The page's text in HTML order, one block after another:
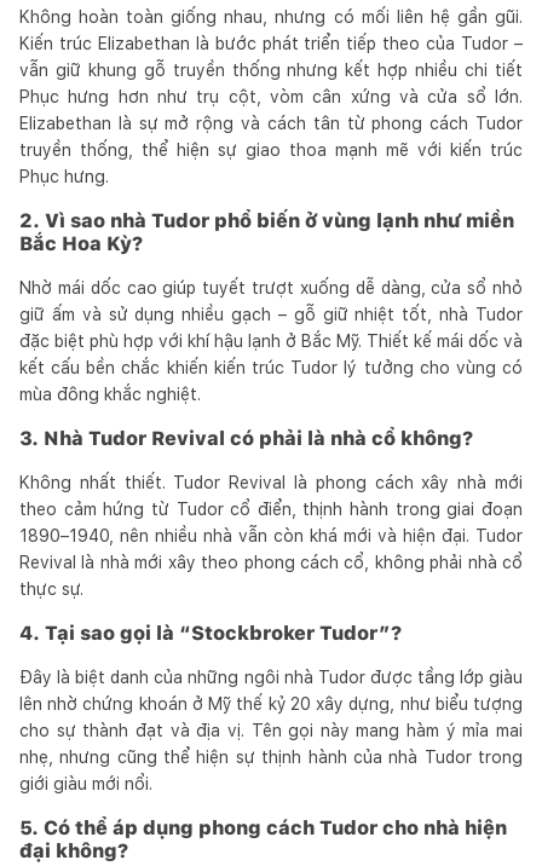
Không hoàn toàn giống nhau, nhưng có mối liên hệ gần gũi.
Kiến trúc Elizabethan là bước phát triển tiếp theo của Tudor –
vẫn giữ khung gỗ truyền thống nhưng kết hợp nhiều chi tiết
Phục hưng hơn như trụ cột, vòm cân xứng và cửa sổ lớn.
Elizabethan là sự mở rộng và cách tân từ phong cách Tudor
truyền thống, thể hiện sự giao thoa mạnh mẽ với kiến trúc
Phục hưng.
2. Vì sao nhà Tudor phổ biến ở vùng lạnh như miền
Bắc Hoa Kỳ?
Nhờ mái dốc cao giúp tuyết trượt xuống dễ dàng, cửa sổ nhỏ
giữ ấm và sử dụng nhiều gạch – gỗ giữ nhiệt tốt, nhà Tudor
đặc biệt phù hợp với khí hậu lạnh ở Bắc Mỹ. Thiết kế mái dốc và
kết cấu bền chắc khiến kiến trúc Tudor lý tưởng cho vùng có
mùa đông khắc nghiệt.
3. Nhà Tudor Revival có phải là nhà cổ không?
Không nhất thiết. Tudor Revival là phong cách xây nhà mới
theo cảm hứng từ Tudor cổ điển, thịnh hành trong giai đoạn
1890–1940, nên nhiều nhà vẫn còn khá mới và hiện đại. Tudor
Revival là nhà mới xây theo phong cách cổ, không phải nhà cổ
thực sự.
4. Tại sao gọi là “Stockbroker Tudor”?
Đây là biệt danh của những ngôi nhà Tudor được tầng lớp giàu
lên nhờ chứng khoán ở Mỹ thế kỷ 20 xây dựng, như biểu tượng
cho sự thành đạt và địa vị. Tên gọi này mang hàm ý mỉa mai
nhẹ, nhưng cũng thể hiện sự thịnh hành của nhà Tudor trong
giới giàu mới nổi.
5. Có thể áp dụng phong cách Tudor cho nhà hiện
đại không?